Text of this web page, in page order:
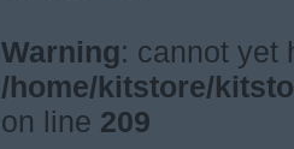
Warning: cannot yet
/home/kitstore/
on line 209